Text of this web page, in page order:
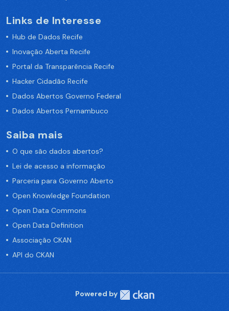
Links de Interesse
Hub de Dados Recife
Inovação Aberta Recife
Portal da Transparência Recife
Hacker Cidadão Recife
Dados Abertos Governo Federal
Dados Abertos Pernambuco
Saiba mais
O que são dados abertos?
Lei de acesso a informação
Parceria para Governo Aberto
Open Knowledge Foundation
Open Data Commons
Open Data Definition
Associação CKAN
API do CKAN
Powered by